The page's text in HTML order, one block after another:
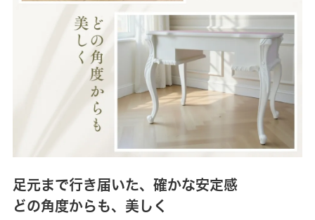
足元まで行き届いた、確かな安定感
どの角度からも、美しく